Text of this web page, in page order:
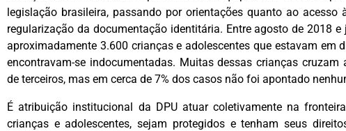
legislação brasileira, passando por orientações quanto ao acesso
regularização da documentação identitária. Entre agosto de 2018
aproximadamente 3.600 crianças e adolescentes que estavam em
encontravam-se indocumentadas. Muitas dessas crianças
de terceiros, mas em cerca de 7% dos casos não foi apontado
É atribuição institucional da DPU atuar coletivamente na
crianças e adolescentes, sejam protegidos e tenham seus